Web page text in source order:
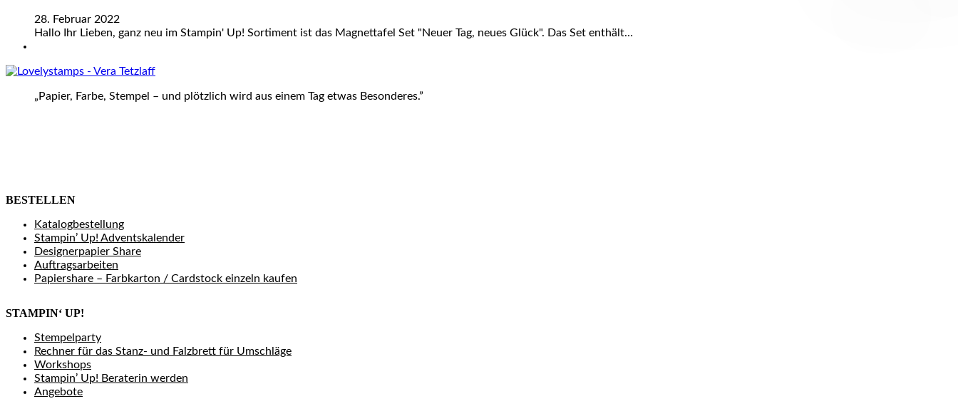
28. Februar 2022
Hallo Ihr Lieben, ganz neu im Stampin' Up! Sortiment ist das Magnettafel Set "Neuer Tag, neues Glück". Das Set enthält…
„Papier, Farbe, Stempel – und plötzlich wird aus einem Tag etwas Besonderes.”
BESTELLEN
Katalogbestellung
Stampin’ Up! Adventskalender
Designerpapier Share
Auftragsarbeiten
Papiershare – Farbkarton / Cardstock einzeln kaufen
STAMPIN‘ UP!
Stempelparty
Rechner für das Stanz- und Falzbrett für Umschläge
Workshops
Stampin’ Up! Beraterin werden
Angebote